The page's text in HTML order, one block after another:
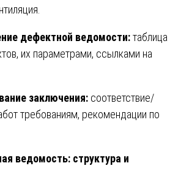
дефектной ведомости:таблица
их параметрами, ссылками на
заключения: соответствие/
требованиям, рекомендации по
ведомость: структура и